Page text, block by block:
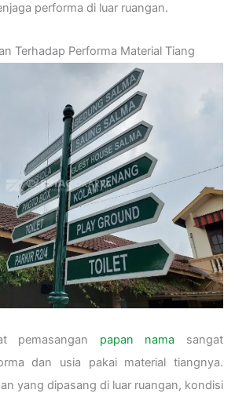
performa di luar ruangan.
Terhadap Performa Material Tiang
pemasangan papan nama sangat
dan usia pakai material tiangnya.
yang dipasang di luar ruangan, kondisi